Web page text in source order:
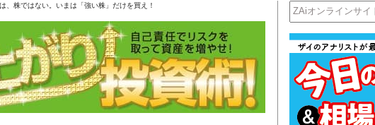
、株ではない。いまは「強い株」だけを買え！